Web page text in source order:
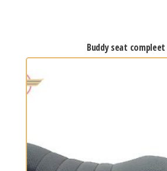
buddy seat compleet